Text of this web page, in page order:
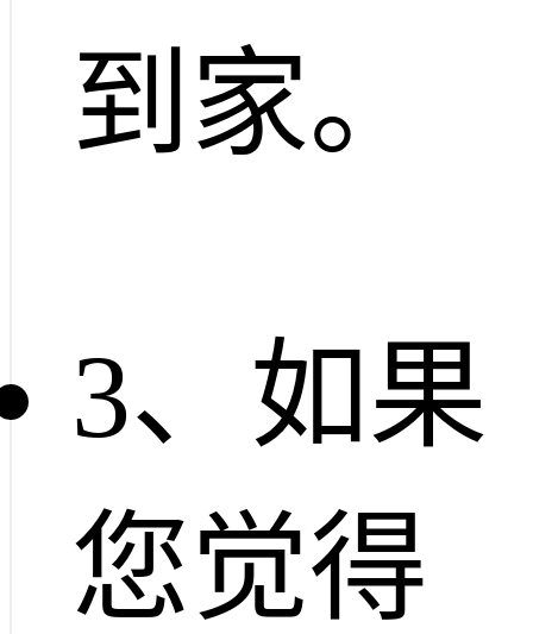
到家。
3、如果
您觉得